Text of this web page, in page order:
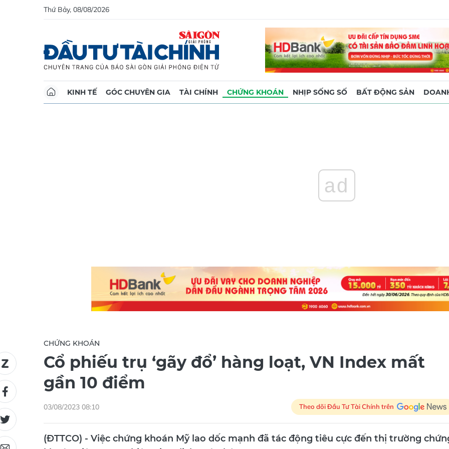
Thứ Bảy, 08/08/2026
KINH TẾ GÓC CHUYÊN GIA TÀI CHÍNH CHỨNG KHOÁN NHỊP SỐNG SỐ BẤT ĐỘNG SẢN
ad
CHỨNG KHOÁN
Cổ phiếu trụ ‘gãy đổ’ hàng loạt, VN Index mất
gần 10 điểm
03/08/2023 08:10 Theo dõi Đầu Tư Tài Chính trên
(ĐTTCO) - Việc chứng khoán Mỹ lao dốc mạnh đã tác động tiêu cực đến thị trường